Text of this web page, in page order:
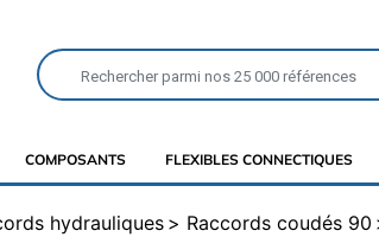
COMPOSANTS FLEXIBLES CONNECTIQUES
hydrauliques Raccords coudés 90